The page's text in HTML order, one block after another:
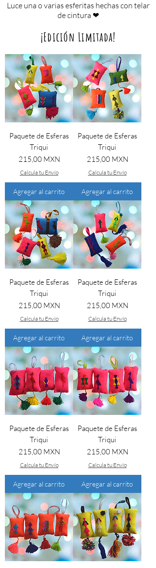
Luce una o varias esferitas hechas con telar
de cintura ❤
Paquete de Esferas
Triqui
Precio
215,00 MXN
Calcula tu Envío
Agregar al carrito
Paquete de Esferas
Triqui
Precio
215,00 MXN
Calcula tu Envío
Agregar al carrito
Paquete de Esferas
Triqui
Precio
215,00 MXN
Calcula tu Envío
Agregar al carrito
Paquete de Esferas
Triqui
Precio
215,00 MXN
Calcula tu Envío
Agregar al carrito
Paquete de Esferas
Triqui
Precio
215,00 MXN
Calcula tu Envío
Agregar al carrito
Paquete de Esferas
Triqui
Precio
215,00 MXN
Calcula tu Envío
Agregar al carrito
¡Edición Limitada!